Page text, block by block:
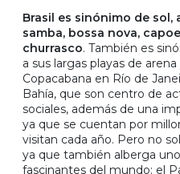
Brasil es sinónimo de sol,
samba, bossa nova,
churrasco. También es
a sus largas playas de
Copacabana en Río de
Bahía, que son centro de
sociales, además de una
ya que se cuentan por
visitan cada año. Pero no
ya que también alberga
fascinantes del mundo: el